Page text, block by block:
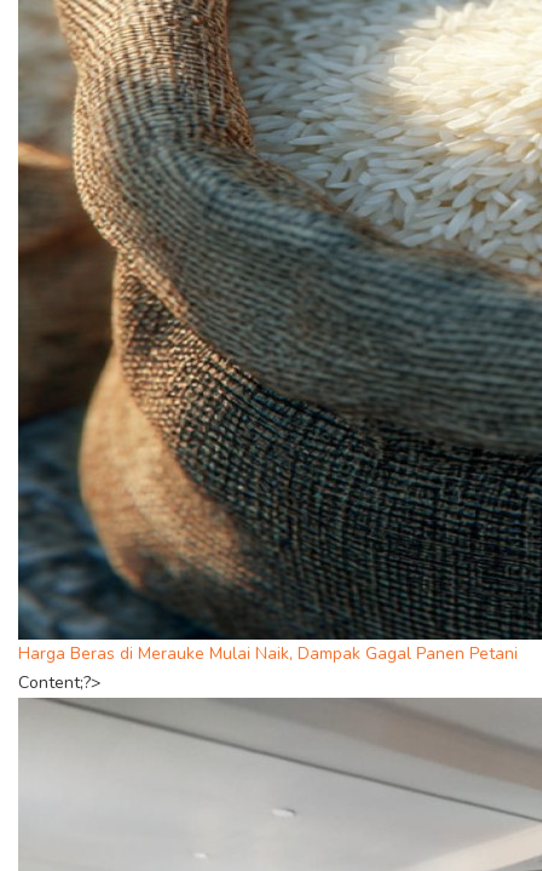
Harga Beras di Merauke Mulai Naik, Dampak Gagal Panen Petani
Content;?>